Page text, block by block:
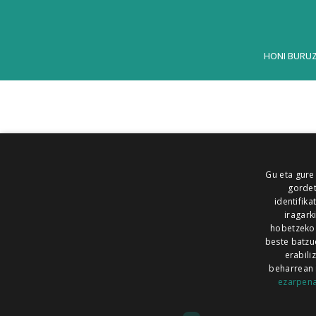
HONI BURUZ
ALEA
Gu eta
hobetzeko.
beste
beharrean